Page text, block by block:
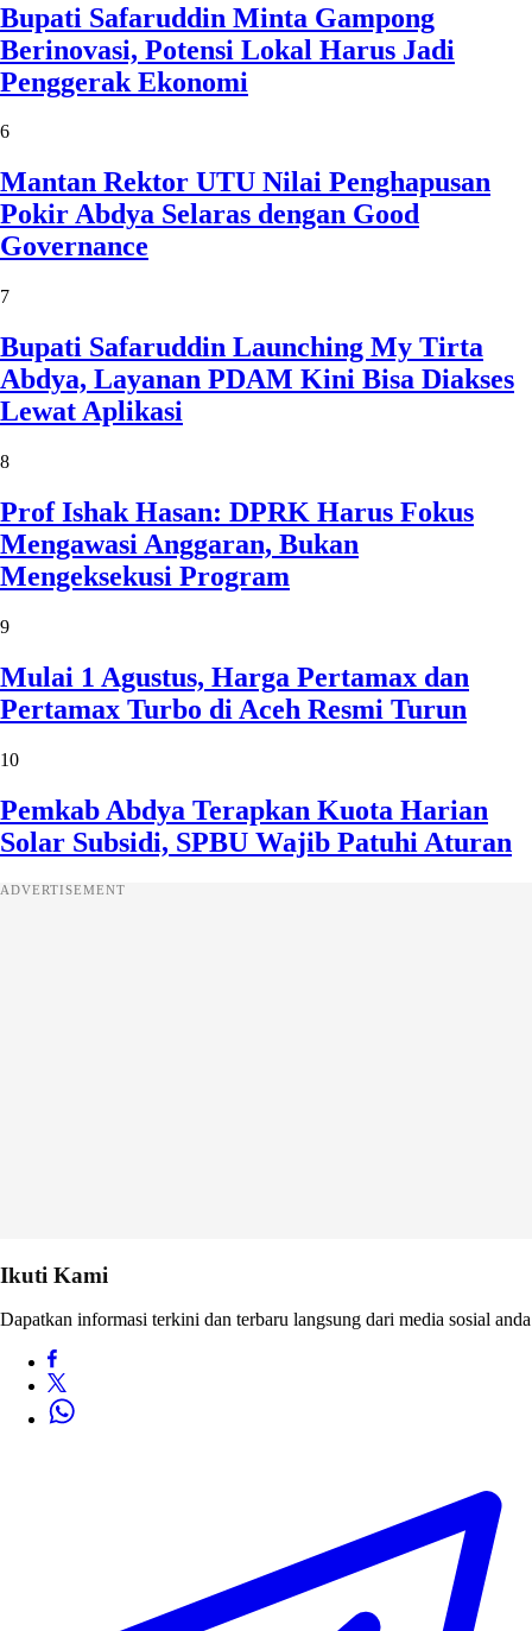
Bupati Safaruddin Minta Gampong
Berinovasi, Potensi Lokal Harus Jadi
Penggerak Ekonomi
6
Mantan Rektor UTU Nilai Penghapusan
Pokir Abdya Selaras dengan Good
Governance
7
Bupati Safaruddin Launching My Tirta
Abdya, Layanan PDAM Kini Bisa Diakses
Lewat Aplikasi
8
Prof Ishak Hasan: DPRK Harus Fokus
Mengawasi Anggaran, Bukan
Mengeksekusi Program
9
Mulai 1 Agustus, Harga Pertamax dan
Pertamax Turbo di Aceh Resmi Turun
10
Pemkab Abdya Terapkan Kuota Harian
Solar Subsidi, SPBU Wajib Patuhi Aturan
ADVERTISEMENT
Ikuti Kami
Dapatkan informasi terkini dan terbaru langsung dari media sosial anda